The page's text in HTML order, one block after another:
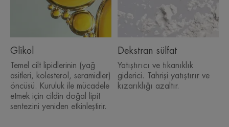
Glikol
Temel cilt lipidlerinin (yağ
asitleri, kolesterol, seramidler)
öncüsü. Kuruluk ile mücadele
etmek için cildin doğal lipit
sentezini yeniden etkinleştirir.
Dekstran sülfat
Yatıştırıcı ve tıkanıklık
giderici. Tahrişi yatıştırır ve
kızarıklığı azaltır.